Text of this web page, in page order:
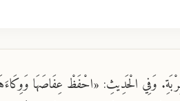
وَفِي الْحَدِيثِ: «احْفَظْ عِفَاصَهَا